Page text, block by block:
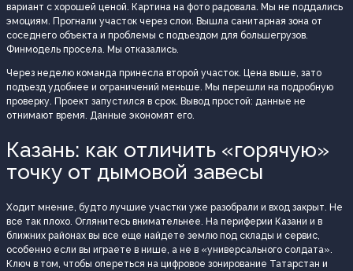
вариант с хорошей ценой. Картина на фото радовала. Мы не поддались
эмоциям. Прогнали участок через слои. Вышла санитарная зона от
соседнего объекта и проблемы с подъездом для большегрузов.
Финмодель просела. Мы отказались.
Через неделю команда принесла второй участок. Цена выше, зато
подъезд удобнее и ограничений меньше. Мы перешли на подробную
проверку. Проект запустился в срок. Вывод простой: данные не
отнимают время. Данные экономят его.
Казань: как отличить «горячую»
точку от дымовой завесы
Ходит мнение, будто лучшие участки уже разобрали и вход закрыт. Не
все так плохо. Оглянитесь внимательнее. На периферии Казани и в
ближних районах вы все еще найдете землю под склады и сервис,
особенно если вы играете в нише, а не в «универсального солдата».
Ключ в том, чтобы опереться на цифровое зонирование Татарстан и